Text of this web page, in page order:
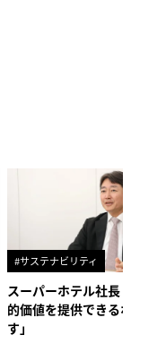
#サステナビリティ
スーパーホテル社長「地域
的価値を提供できるホテル
す」